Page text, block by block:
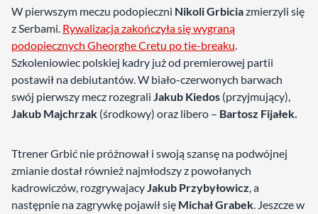
W pierwszym meczu podopieczni Nikoli Grbiciazmierzyli się
z Serbami. Rywalizacja zakończyła się wygraną
podopiecznych Gheorghe Cretu po tie-breaku.
Szkoleniowiec polskiej kadry już od premierowej partii
postawił na debiutantów. W biało-czerwonych barwach
swój pierwszy mecz rozegrali Jakub Kiedos (przyjmujący),
Jakub Majchrzak (środkowy) oraz libero – Bartosz Fijałek.
Ttrener Grbić nie próżnował i swoją szansę na podwójnej
zmianie dostał również najmłodszy z powołanych
kadrowiczów, rozgrywajacyJakub Przybyłowicz, a
następnie na zagrywkę pojawił się Michał Grabek. Jeszcze w